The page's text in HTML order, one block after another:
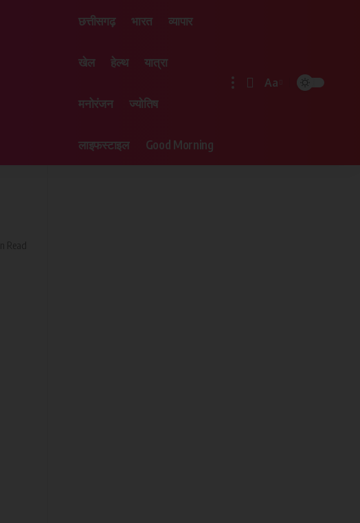
छत्तीसगढ़ भारत व्यापार
खेल हेल्थ यात्रा
मनोरंजन ज्योतिष
लाइफस्टाइल Good Morning
Aa